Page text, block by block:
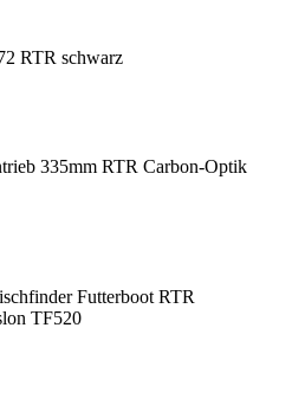
RTR schwarz
335mm RTR Carbon-Optik
Futterboot RTR
TF520